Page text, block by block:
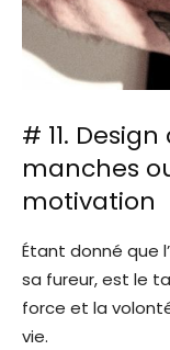
# 11.
manches
motivation
Étant donné que
sa fureur, est le
force et la
vie.